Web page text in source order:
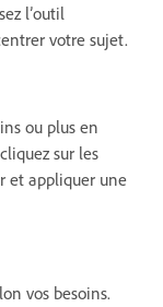
l’outil
votre sujet.
ou plus en
sur les
et appliquer une
vos besoins.